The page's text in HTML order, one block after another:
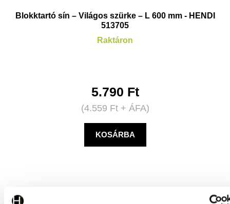
Blokktartó sín – Világos szürke – L 600 mm - HENDI
513705
Raktáron
5.790 Ft
(4.559 Ft+ ÁFA)
KOSÁRBA